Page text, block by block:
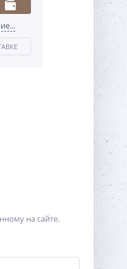
на сайте.